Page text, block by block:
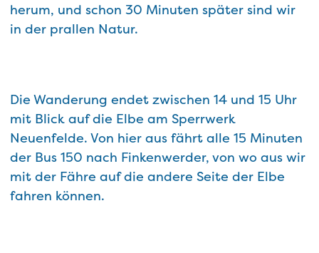
herum, und schon 30 Minuten später sind wir
in der prallen Natur.
Die Wanderung endet zwischen 14 und 15 Uhr
mit Blick auf die Elbe am Sperrwerk
Neuenfelde. Von hier aus fährt alle 15 Minuten
der Bus 150 nach Finkenwerder, von wo aus wir
mit der Fähre auf die andere Seite der Elbe
fahren können.